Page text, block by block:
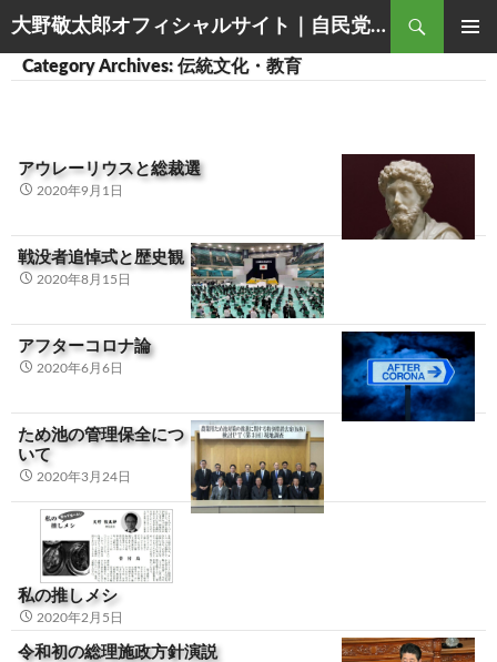
大野敬太郎オフィシャルサイト｜自民党香川３区衆議院議員
Search
MENU
TO
Category Archives: 伝統文化・教育
アウレーリウスと総裁選
2020年9月1日
戦没者追悼式と歴史観
2020年8月15日
アフターコロナ論
2020年6月6日
ため池の管理保全につ
いて
2020年3月24日
私の推しメシ
2020年2月5日
令和初の総理施政方針演説